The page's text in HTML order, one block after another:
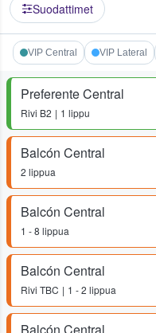
Suodattimet
VIP Central VIP Lateral
Preferente Central
Rivi B2 1 lippu
Balcón Central
2 lippua
Balcón Central
1 - 8 lippua
Balcón Central
Rivi TBC 1 - 2 lippua